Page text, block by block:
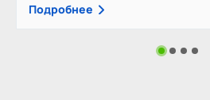
Подробнее